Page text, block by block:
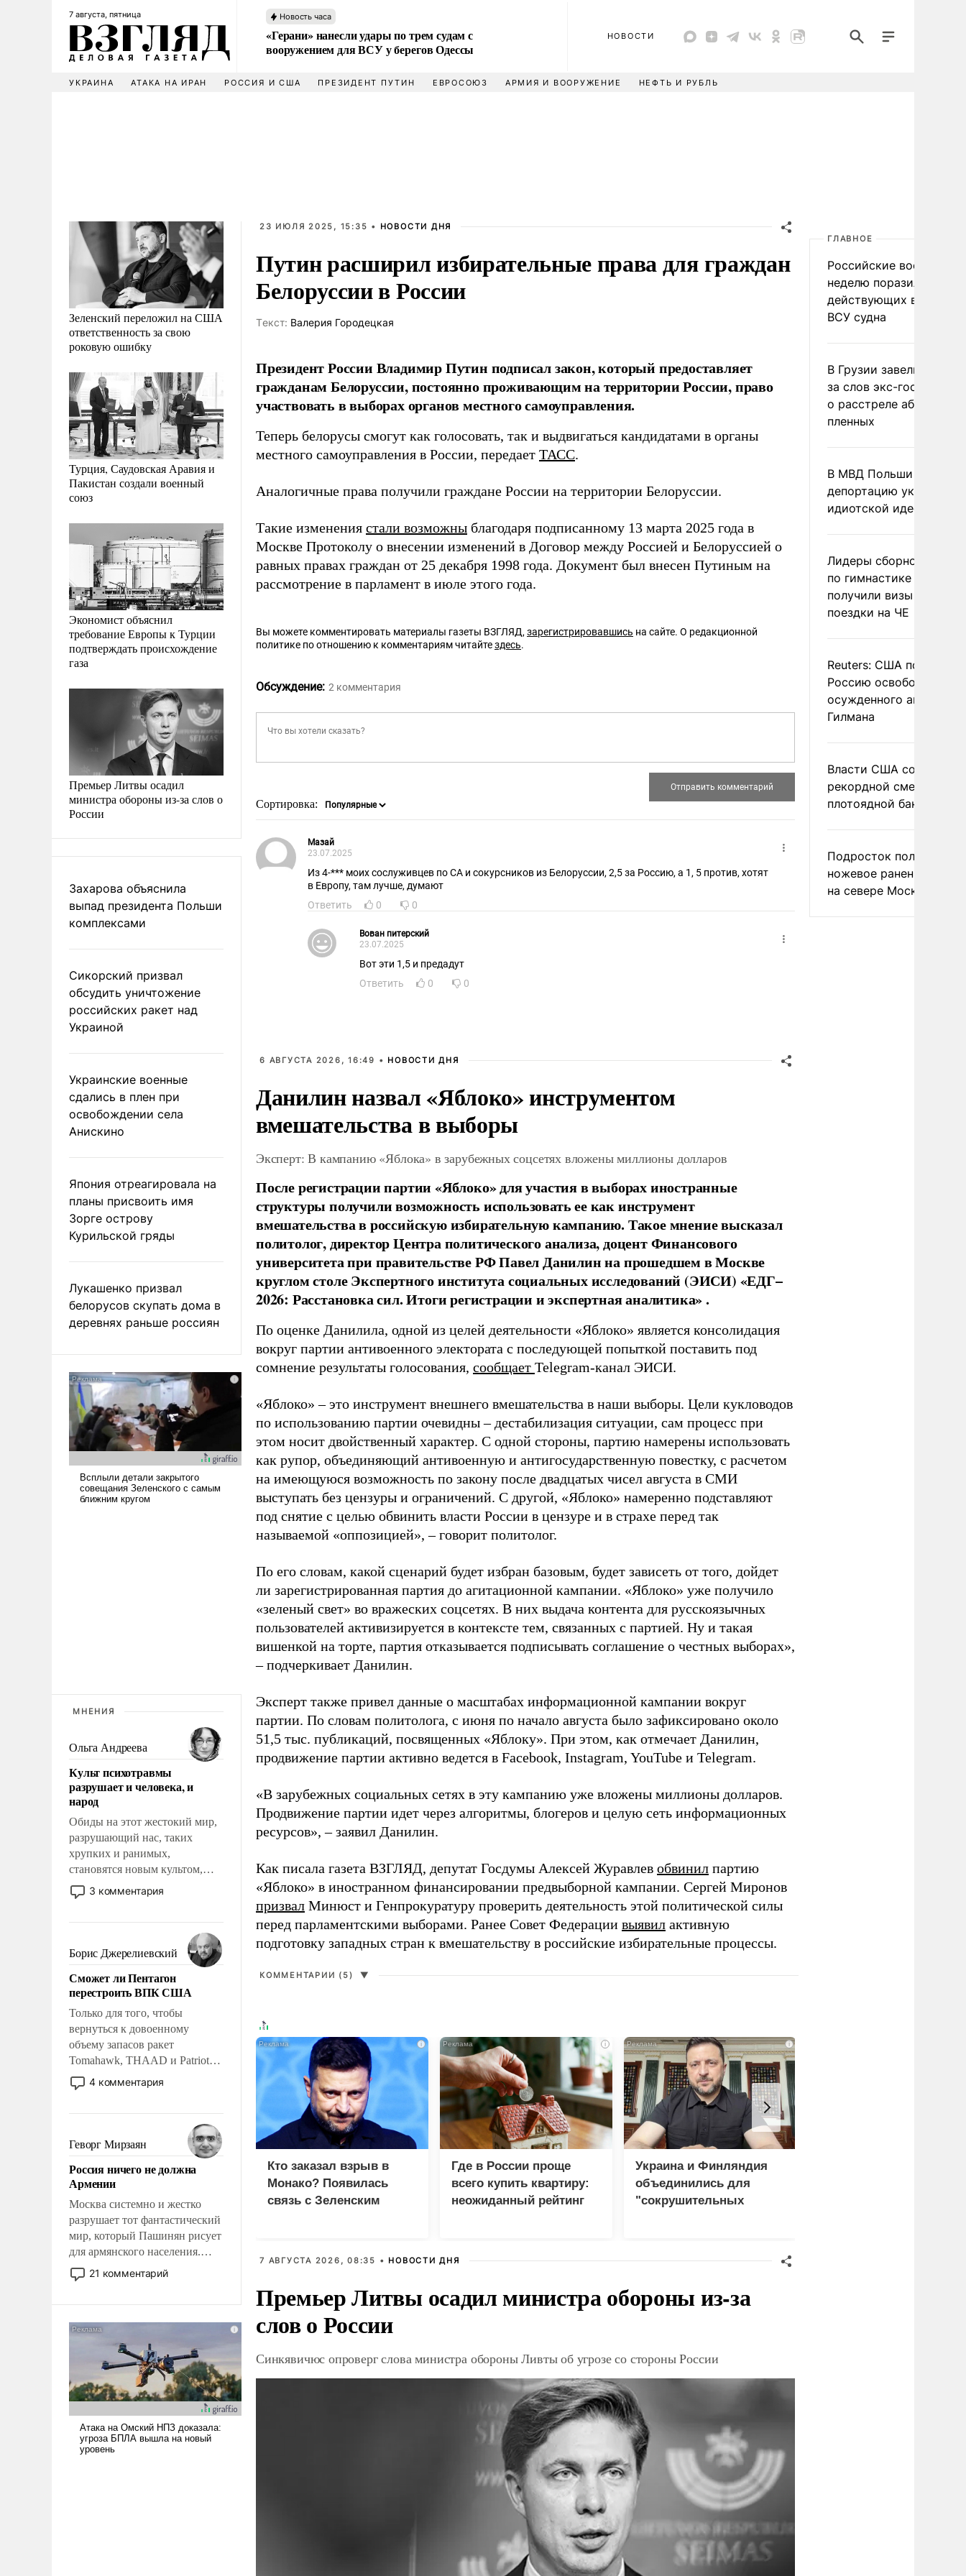
7 августа, пятница Новость часа
«Герани» нанесли удары по трем судам с
вооружением для ВСУ у берегов Одессы
НОВОСТИ
УКРАИНА АТАКА НА ИРАН РОССИЯ И США ПРЕЗИДЕНТ ПУТИН ЕВРОСОЮЗ АРМИЯ И ВООРУЖЕНИЕ НЕФТЬ И РУБЛЬ
Зеленский переложил на США
ответственность за свою
роковую ошибку
Турция, Саудовская Аравия и
Пакистан создали военный
союз
Экономист объяснил
требование Европы к Турции
подтверждать происхождение
газа
Премьер Литвы осадил
министра обороны из-за слов о
России
Захарова объяснила
выпад президента Польши
комплексами
Сикорский призвал
обсудить уничтожение
российских ракет над
Украиной
Украинские военные
сдались в плен при
освобождении села
Анискино
Япония отреагировала на
планы присвоить имя
Зорге острову
Курильской гряды
Лукашенко призвал
белорусов скупать дома в
деревнях раньше россиян
МНЕНИЯ
Ольга Андреева
Культ психотравмы
разрушает и человека, и
народ
Обиды на этот жестокий мир,
разрушающий нас, таких
хрупких и ранимых,
становятся новым культом,
постепенно вытесняя и
отменяя традиционное
мужественным и твердым под
ударами судьбы, брать на себя
ответственность, помогать
слабым, идти вперед и
адаптироваться.
3 комментария
Борис Джерелиевский
Сможет ли Пентагон
перестроить ВПК США
Только для того, чтобы
вернуться к довоенному
объему запасов ракет
Tomahawk, THAAD и Patriot
США потребуется более трех
лет. Даже небольшая война с
Сложившаяся ситуация
означает многолетний период
уязвимости США, например,
перед Китаем.
4 комментария
Геворг Мирзаян
Россия ничего не должна
Армении
Москва системно и жестко
разрушает тот фантастический
мир, который Пашинян рисует
для армянского населения.
Мир, где политические
прожекты будут безусловно
налогоплательщиков и где
Еревану за свои поступки не
нужно отвечать.
21 комментарий
23 ИЮЛЯ 2025, 15:35 • НОВОСТИ ДНЯ
Путин расширил избирательные права для граждан
Белоруссии в России
Tекст: Валерия Городецкая
Президент России Владимир Путин подписал закон, который предоставляет
гражданам Белоруссии, постоянно проживающим на территории России, право
участвовать в выборах органов местного самоуправления.
Теперь белорусы смогут как голосовать, так и выдвигаться кандидатами в органы
местного самоуправления в России, передает ТАСС.
Аналогичные права получили граждане России на территории Белоруссии.
Такие изменения стали возможны благодаря подписанному 13 марта 2025 года в
Москве Протоколу о внесении изменений в Договор между Россией и Белоруссией о
равных правах граждан от 25 декабря 1998 года. Документ был внесен Путиным на
рассмотрение в парламент в июле этого года.
Вы можете комментировать материалы газеты ВЗГЛЯД, зарегистрировавшись на сайте. О редакционной
политике по отношению к комментариям читайтездесь.
Обсуждение: 2 комментария
Сортировка:
Мазай
23.07.2025
Из 4-*** моих сослуживцев по СА и сокурсников из Белоруссии, 2,5 за Россию, а 1, 5 против, хотят
в Европу, там лучше, думают
Ответить
0 0
Вован питерский
23.07.2025
Вот эти 1,5 и предадут
Ответить
0 0
6 АВГУСТА 2026, 16:49 • НОВОСТИ ДНЯ
Данилин назвал «Яблоко» инструментом
вмешательства в выборы
Эксперт: В кампанию «Яблока» в зарубежных соцсетях вложены миллионы долларов
После регистрации партии «Яблоко» для участия в выборах иностранные
структуры получили возможность использовать ее как инструмент
вмешательства в российскую избирательную кампанию. Такое мнение высказал
политолог, директор Центра политического анализа, доцент Финансового
университета при правительстве РФ Павел Данилин на прошедшем в Москве
круглом столе Экспертного института социальных исследований (ЭИСИ) «ЕДГ–
2026: Расстановка сил. Итоги регистрации и экспертная аналитика» .
По оценке Данилила, одной из целей деятельности «Яблоко» является консолидация
вокруг партии антивоенного электората с последующей попыткой поставить под
сомнение результаты голосования, сообщает Telegram-канал ЭИСИ.
«Яблоко» – это инструмент внешнего вмешательства в наши выборы. Цели кукловодов
по использованию партии очевидны – дестабилизация ситуации, сам процесс при
этом носит двойственный характер. С одной стороны, партию намерены использовать
как рупор, объединяющий антивоенную и антигосударственную повестку, с расчетом
на имеющуюся возможность по закону после двадцатых чисел августа в СМИ
выступать без цензуры и ограничений. С другой, «Яблоко» намеренно подставляют
под снятие с целью обвинить власти России в цензуре и в страхе перед так
называемой «оппозицией», – говорит политолог.
По его словам, какой сценарий будет избран базовым, будет зависеть от того, дойдет
ли зарегистрированная партия до агитационной кампании. «Яблоко» уже получило
«зеленый свет» во вражеских соцсетях. В них выдача контента для русскоязычных
пользователей активизируется в контексте тем, связанных с партией. Ну и такая
вишенкой на торте, партия отказывается подписывать соглашение о честных выборах»,
– подчеркивает Данилин.
Эксперт также привел данные о масштабах информационной кампании вокруг
партии. По словам политолога, с июня по начало августа было зафиксировано около
51,5 тыс. публикаций, посвященных «Яблоку». При этом, как отмечает Данилин,
продвижение партии активно ведется в Facebook, Instagram, YouTube и Telegram.
«В зарубежных социальных сетях в эту кампанию уже вложены миллионы долларов.
Продвижение партии идет через алгоритмы, блогеров и целую сеть информационных
ресурсов», – заявил Данилин.
Как писала газета ВЗГЛЯД, депутат Госдумы Алексей Журавлев обвинил партию
«Яблоко» в иностранном финансировании предвыборной кампании. Сергей Миронов
призвал Минюст и Генпрокуратуру проверить деятельность этой политической силы
перед парламентскими выборами. Ранее Совет Федерации выявил активную
подготовку западных стран к вмешательству в российские избирательные процессы.
КОММЕНТАРИИ (5) ▼
i
Кто заказал взрыв в
Монако? Появилась
связь с Зеленским
i
Где в России проще
всего купить квартиру:
неожиданный рейтинг
i
Украина и Финляндия
объединились для
"сокрушительных
7 АВГУСТА 2026, 08:35 • НОВОСТИ ДНЯ
Премьер Литвы осадил министра обороны из-за
слов о России
Синкявичюс опроверг слова министра обороны Ливты об угрозе со стороны России
ГЛАВНОЕ
Российские военные за
неделю поразили 34
действующих в
ВСУ судна
В Грузии завели дело
за слов экс-
о расстреле абхазских
пленных
В МВД Польши назвали
депортацию украинцев
идиотской идеей
Лидеры сборной
по гимнастике не
получили визы для
поездки на ЧЕ
Reuters: США
Россию освободить
осужденного
Гилмана
Власти США сообщили
рекордной смертности
плотоядной бактерии
Подросток получил
ножевое ранение в
на севере Москвы